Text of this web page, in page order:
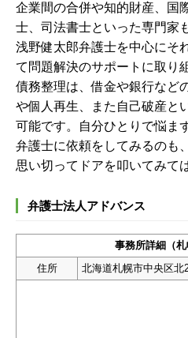
企業間の合併や知的財産、国
士、司法書士といった専門家
浅野健太郎弁護士を中心にそ
て問題解決のサポートに取り
債務整理は、借金や銀行など
や個人再生、また自己破産と
可能です。自分ひとりで悩ま
弁護士に依頼をしてみるのも
思い切ってドアを叩いてみて
弁護士法人アドバンス
事務所詳細（札
住所
北海道札幌市中央区北